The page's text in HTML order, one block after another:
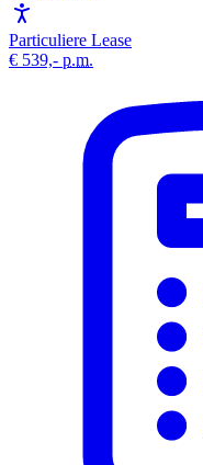
Particuliere Lease
€ 539,- p.m.